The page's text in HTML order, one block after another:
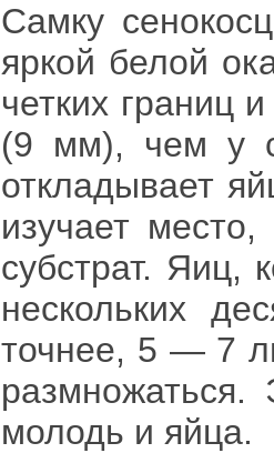
Самку
яркой белой
четких границ
(9 мм), чем у
откладывает
изучает
субстрат. Яиц,
нескольких
точнее, 5 — 7
молодь и яйца.